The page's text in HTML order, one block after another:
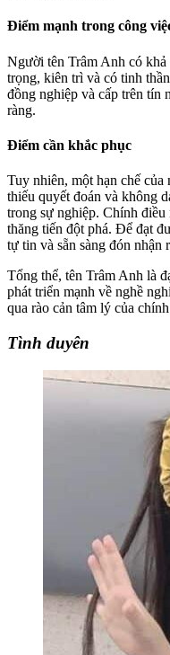
Điểm mạnh trong công
Người tên Trâm Anh có khả
trọng, kiên trì và có tinh
đồng nghiệp và cấp trên tín
ràng.
Điểm cần khắc phục
Tuy nhiên, một hạn chế
thiếu quyết đoán và không
trong sự nghiệp. Chính
thăng tiến đột phá. Để đạt
tự tin và sẵn sàng đón nhận
Tổng thể, tên Trâm Anh là
phát triển mạnh về nghề
qua rào cản tâm lý của
Tình duyên